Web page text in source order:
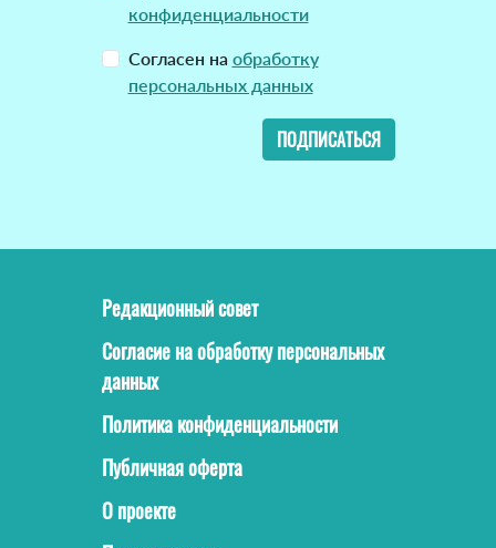
конфиденциальности
Согласен на обработку
персональных данных
ПОДПИСАТЬСЯ
Редакционный совет
Согласие на обработку персональных
данных
Политика конфиденциальности
Публичная оферта
О проекте